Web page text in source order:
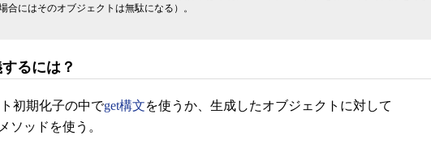
合にはそのオブジェクトは無駄になる）。
るには？
初期化子の中でget構文を使うか、生成したオブジェクトに対して
メソッドを使う。